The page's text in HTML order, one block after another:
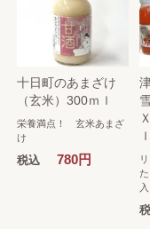
十日町のあまざけ
（玄米）300ｍｌ
栄養満点！ 玄米あまざ
け
税込 780円